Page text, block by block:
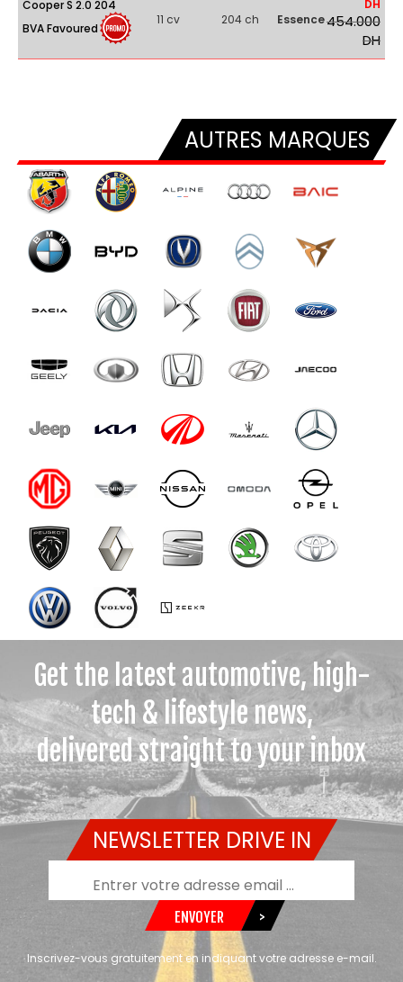
Cooper S 2.0 204
BVA Favoured
11 cv 204 ch Essence
DH
454.000
DH
AUTRES MARQUES
Get the latest automotive, high-
tech & lifestyle news,
delivered straight to your inbox
NEWSLETTER DRIVE IN
ENVOYER >
Inscrivez-vous gratuitement en indiquant votre adresse e-mail.